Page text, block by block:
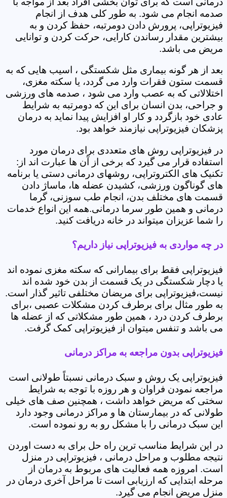
صدمه انجام می شود. به طور کلی هدف از انجام
فیزیوتراپی، پرورش دادن دومرتبه، حفظ کردن و به
بیشترین مقدار رساندن کارایی، حرکت کردن و توانایی
مریض می باشد.
بعد از هر گونه بیماری مثل شکستگی ، اسیب هایی که به
قسمت ستون فقرات وارد می گردد، یا سکته مغزی،
اختلالاتی که به عصب وارد می شود ، صدمه های ورزشی
و جراحی، بدن انسان برای این که دومرتبه به شرایط
عادی خود بازگردد و کار او افزایش پیدا نماید به درمان
پزشکان فیزیوتراپی نیازمند خواهد بود.
در فیزیوتراپی روش های متعددی برای درمان مورد
استفاده قرار می گیرد که برخی از آن ها عبارت اند از:
تکنیک های الکتروتراپی، روشهای درمانی دستی یا برنامه
های گوناگون ورزشی، کشیدن عضله ها، ماساژ دادن
قسمت های مختلف بدن، انجام طب سوزنی، گرما
درمانی و همین طور سرما درمانی.همه این انواع خدمات
را شما عزیزان میتواند در خانه دریافت کنید.
در چه مواردی به فیزیوتراپی نیاز داریم؟
فیزیوتراپی فقط برای بیمارانی که سکته مغزی نموده اند
یا دچار شکستگی در یک قسمت از بدن خود شده اند
نیست،فیزیوتراپی برای مریضان مختلفی تاثیر گذار است.
به طور مثال برای برطرف کردن مشکلات عصبی ،برای
برطرف کردن درد ، همین طور مشکلاتی که از عضله ها
می باشد و تنفس میتوان از فیزیوتراپی کمک گرفت.
فیزیوتراپی بدون مراجعه به مراکز درمانی
فیزیوتراپی یک روش و سبک درمانی نسبتاً طولانی است
مراجعه نمودن فراوان و هر روزه با توجه به شرایط
سختی که مریض خواهد داشت ، همچنین صف های خیلی
طولانی که در بیمارستان ها و مراکز درمانی وجود دارد
این سبک درمانی را با مشکل رو به رو نموده است.
در این شرایط مناسب ترین راه حل برای به دست اوردن
نتیجه مطلوب و مراحل درمانی ، فیزیوتراپی در منزل
است. امروزه همه فعالیت های مربوط به درمان از
مرحله ابتدایی که ارزیابی است تا مراحل آخری درمان در
منزل مریض انجام می گیرد.